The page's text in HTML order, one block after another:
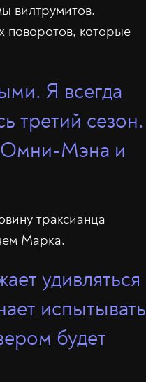
вилтрумитов.
поворотов, которые
Я всегда
третий сезон.
Омни-Мэна и
траксианца
Марка.
удивляться
испытывать
будет